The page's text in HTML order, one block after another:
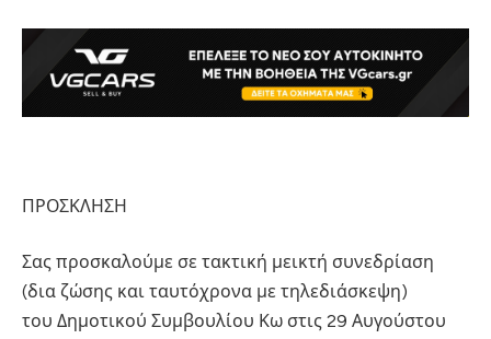
ΠΡΟΣΚΛΗΣΗ
Σας προσκαλούμε σε τακτική μεικτή συνεδρίαση
(δια ζώσης και ταυτόχρονα με τηλεδιάσκεψη)
του Δημοτικού Συμβουλίου Κω στις 29 Αυγούστου